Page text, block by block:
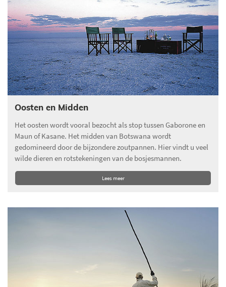
Oosten en Midden
Het oosten wordt vooral bezocht als stop tussen Gaborone en
Maun of Kasane. Het midden van Botswana wordt
gedomineerd door de bijzondere zoutpannen. Hier vindt u veel
wilde dieren en rotstekeningen van de bosjesmannen.
Lees meer